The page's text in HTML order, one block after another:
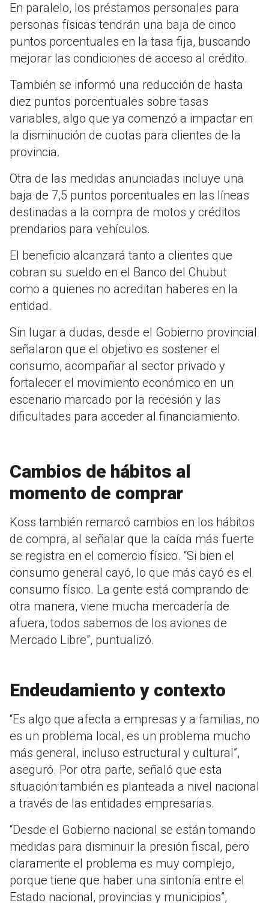
En paralelo, los préstamos personales para
personas físicas tendrán una baja de cinco
puntos porcentuales en la tasa fija, buscando
mejorar las condiciones de acceso al crédito.
También se informó una reducción de hasta
diez puntos porcentuales sobre tasas
variables, algo que ya comenzó a impactar en
la disminución de cuotas para clientes de la
provincia.
Otra de las medidas anunciadas incluye una
baja de 7,5 puntos porcentuales en las líneas
destinadas a la compra de motos y créditos
prendarios para vehículos.
El beneficio alcanzará tanto a clientes que
cobran su sueldo en el Banco del Chubut
como a quienes no acreditan haberes en la
entidad.
Sin lugar a dudas, desde el Gobierno provincial
señalaron que el objetivo es sostener el
consumo, acompañar al sector privado y
fortalecer el movimiento económico en un
escenario marcado por la recesión y las
dificultades para acceder al financiamiento.
Cambios de hábitos al
momento de comprar
Koss también remarcó cambios en los hábitos
de compra, al señalar que la caída más fuerte
se registra en el comercio físico. “Si bien el
consumo general cayó, lo que más cayó es el
consumo físico. La gente está comprando de
otra manera, viene mucha mercadería de
afuera, todos sabemos de los aviones de
Mercado Libre”, puntualizó.
Endeudamiento y contexto
“Es algo que afecta a empresas y a familias, no
es un problema local, es un problema mucho
más general, incluso estructural y cultural”,
aseguró. Por otra parte, señaló que esta
situación también es planteada a nivel nacional
a través de las entidades empresarias.
“Desde el Gobierno nacional se están tomando
medidas para disminuir la presión fiscal, pero
claramente el problema es muy complejo,
porque tiene que haber una sintonía entre el
Estado nacional, provincias y municipios”,